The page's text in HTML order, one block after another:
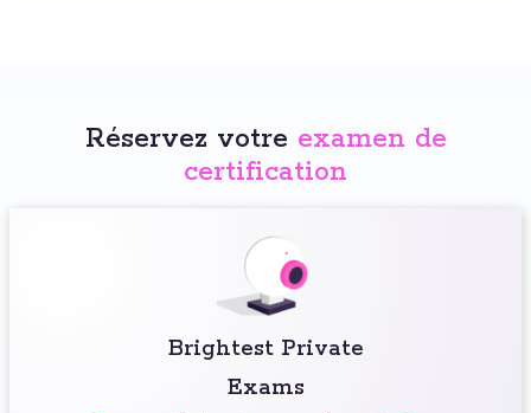
Réservez votre examen de
certification
Brightest Private
Exams